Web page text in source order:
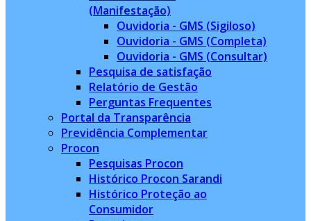
(Manifestação)
Ouvidoria - GMS (Sigiloso)
Ouvidoria - GMS (Completa)
Ouvidoria - GMS (Consultar)
Pesquisa de satisfação
Relatório de Gestão
Perguntas Frequentes
Portal da Transparência
Previdência Complementar
Procon
Pesquisas Procon
Histórico Procon Sarandi
Histórico Proteção ao
Consumidor